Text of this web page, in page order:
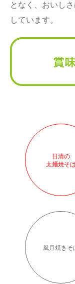
となく、おいし
しています。
日清の
太麺焼そ
風月焼きそ